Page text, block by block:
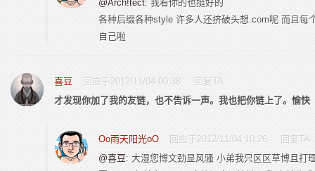
@Arch!tect: 我看你的也挺好的
各种后缀各种style 许多人还挤破头想.com呢 而且每
自己啦
喜豆 回应于2012/11/04 00:38
回复TA
才发现你加了我的友链，也不告诉一声。我也把你链上了。愉快
Oo雨天阳光oO 回应于2012/11/04 10:26
回复TA
@喜豆: 大湿您博文劲显风骚 小弟我只区区草博且打